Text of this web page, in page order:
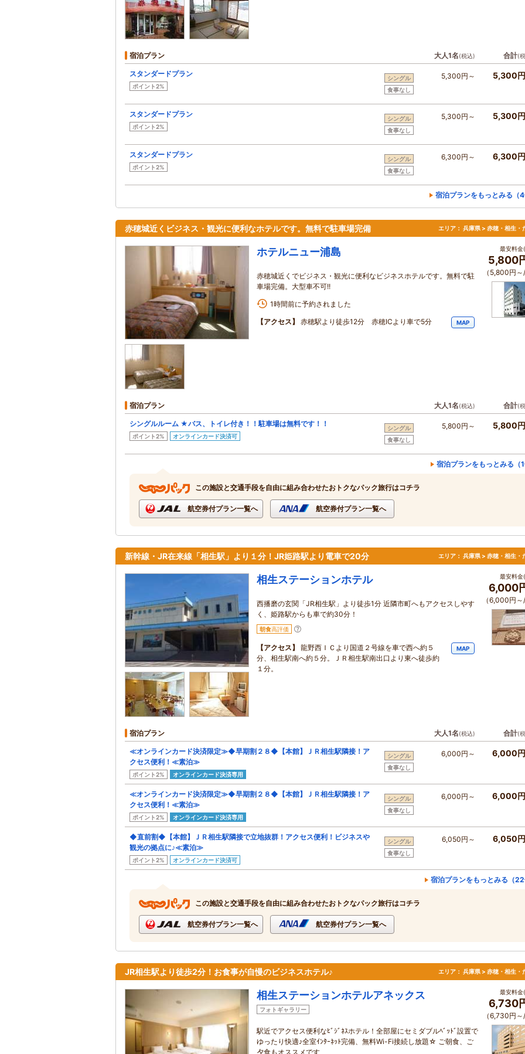
宿泊プラン 大人1名(税込) 合計(
スタンダードプラン
ポイント2%
シングル
食事なし
5,300円～ 5,300
スタンダードプラン
ポイント2%
シングル
食事なし
5,300円～ 5,300
スタンダードプラン
ポイント2%
シングル
食事なし
6,300円～ 6,300
宿泊プランをもっとみる（4
赤穂城近くビジネス・観光に便利なホテルです。無料で駐車場完備 エリア： 兵庫県 > 赤穂・相生・
ホテルニュー浦島
赤穂城近くでビジネス・観光に便利なビジネスホテルです。無料で駐
車場完備。大型車不可!!
1時間前に予約されました
【アクセス】
赤穂駅より徒歩12分 赤穂ICより車で5分 MAP
最安料金
5,800
（5,800円～/
宿泊プラン 大人1名(税込) 合計(
シングルルーム ★バス、トイレ付き！！駐車場は無料です！！
ポイント2% オンラインカード決済可
シングル
食事なし
5,800円～ 5,800
宿泊プランをもっとみる（1
この施設と交通手段を自由に組み合わせたおトクなパック旅行はコチラ
航空券付プラン一覧へ 航空券付プラン一覧へ
新幹線・JR在来線「相生駅」より１分！JR姫路駅より電車で20分 エリア： 兵庫県 > 赤穂・相生・
相生ステーションホテル
西播磨の玄関「JR相生駅」より徒歩1分 近隣市町へもアクセスしやす
く、姫路駅からも車で約30分！
朝食高評価
【アクセス】
龍野西ＩＣより国道２号線を車で西へ約５
分、相生駅南へ約５分。ＪＲ相生駅南出口より東へ徒歩約
１分。
MAP
最安料金
6,000
（6,000円～/
宿泊プラン 大人1名(税込) 合計(
≪オンラインカード決済限定≫◆早期割２８◆【本館】ＪＲ相生駅隣接！ア
クセス便利！≪素泊≫
ポイント2% オンラインカード決済専用
シングル
食事なし
6,000円～ 6,000
≪オンラインカード決済限定≫◆早期割２８◆【本館】ＪＲ相生駅隣接！ア
クセス便利！≪素泊≫
ポイント2% オンラインカード決済専用
シングル
食事なし
6,000円～ 6,000
◆直前割◆【本館】ＪＲ相生駅隣接で立地抜群！アクセス便利！ビジネスや
観光の拠点に♪≪素泊≫
ポイント2% オンラインカード決済可
シングル
食事なし
6,050円～ 6,050
宿泊プランをもっとみる（22
この施設と交通手段を自由に組み合わせたおトクなパック旅行はコチラ
航空券付プラン一覧へ 航空券付プラン一覧へ
JR相生駅より徒歩2分！お食事が自慢のビジネスホテル♪ エリア： 兵庫県 > 赤穂・相生・
相生ステーションホテルアネックス
フォトギャラリー
駅近でアクセス便利なﾋﾞｼﾞﾈｽホテル！全部屋にセミダブルﾍﾞｯﾄﾞ設置で
ゆったり快適♪全室ｲﾝﾀｰﾈｯﾄ完備、無料Wi-Fi接続し放題☆ ご朝食、ご
夕食もオススメです
最安料金
6,730
（6,730円～/